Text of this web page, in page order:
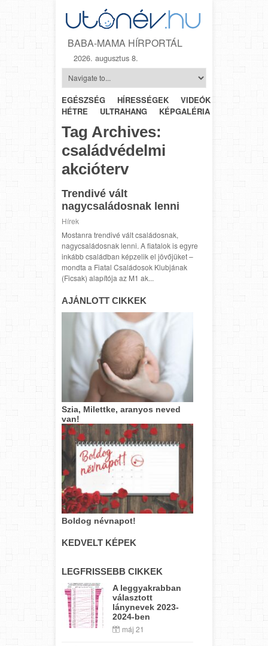
BABA-MAMA HÍRPORTÁL
2026. augusztus 8.
EGÉSZSÉG HÍRESSÉGEK VIDEÓK
HÉTRŐL-
HÉTRE
ULTRAHANG KÉPGALÉRIA
Tag Archives:
családvédelmi
akcióterv
Trendivé vált
nagycsaládosnak lenni
Hírek
Mostanra trendivé vált családosnak,
nagycsaládosnak lenni. A fiatalok is egyre
inkább családban képzelik el jövőjüket –
mondta a Fiatal Családosok Klubjának
(Ficsak) alapítója az M1 ak...
AJÁNLOTT CIKKEK
Szia, Milettke, aranyos neved
van!
Boldog névnapot!
KEDVELT KÉPEK
LEGFRISSEBB CIKKEK
A leggyakrabban
választott
lánynevek 2023-
2024-ben
máj 21